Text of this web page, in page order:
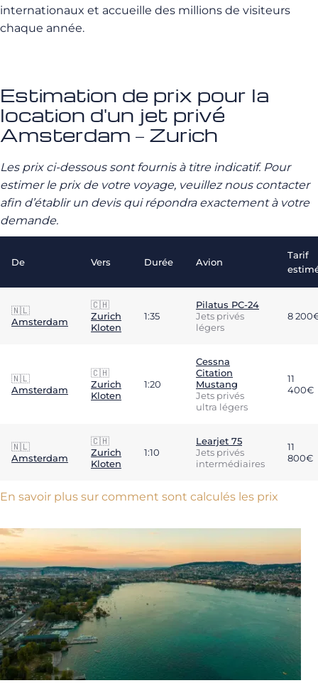
internationaux et accueille des millions de visiteurs
chaque année.
Estimation de prix pour la
location d'un jet privé
Amsterdam – Zurich
Les prix ci-dessous sont fournis à titre indicatif. Pour
estimer le prix de votre voyage, veuillez nous contacter
afin d’établir un devis qui répondra exactement à votre
demande.
De Vers Durée Avion
Tarif
🇳🇱
Amsterdam
🇨🇭
Zurich
Kloten
1:35
Pilatus PC-24
Jets privés
légers
8
🇳🇱
Amsterdam
🇨🇭
Zurich
Kloten
1:20
Cessna
Citation
Mustang
Jets privés
ultra légers
11
400€
🇳🇱
Amsterdam
🇨🇭
Zurich
Kloten
1:10
Learjet 75
Jets privés
intermédiaires
11
800€
En savoir plus sur comment sont calculés les prix